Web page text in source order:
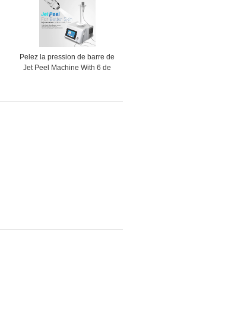
Pelez la pression de barre de
Jet Peel Machine With 6 de